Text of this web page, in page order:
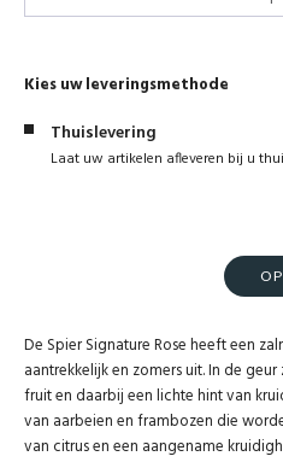
Kies uw leveringsmethode
Thuislevering
Laat uw artikelen afleveren bij u
De Spier Signature Rose heeft een
aantrekkelijk en zomers uit. In de
fruit en daarbij een lichte hint van
van aarbeien en frambozen die
van citrus en een aangename